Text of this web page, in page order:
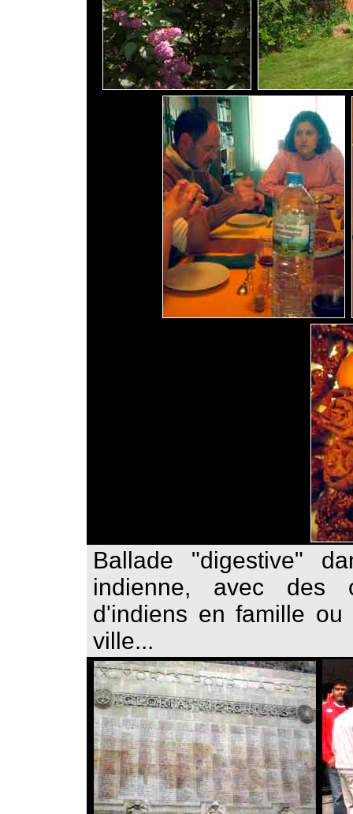
Ballade "digestive"
indienne, avec des
d'indiens en famille
ville...